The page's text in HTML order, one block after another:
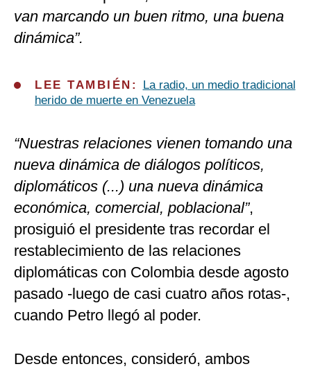
van marcando un buen ritmo, una buena
dinámica”.
LEE TAMBIÉN:
La radio, un medio tradicional
herido de muerte en Venezuela
“Nuestras relaciones vienen tomando una
nueva dinámica de diálogos políticos,
diplomáticos (...) una nueva dinámica
económica, comercial, poblacional”,
prosiguió el presidente tras recordar el
restablecimiento de las relaciones
diplomáticas con Colombia desde agosto
pasado -luego de casi cuatro años rotas-,
cuando Petro llegó al poder.
Desde entonces, consideró, ambos